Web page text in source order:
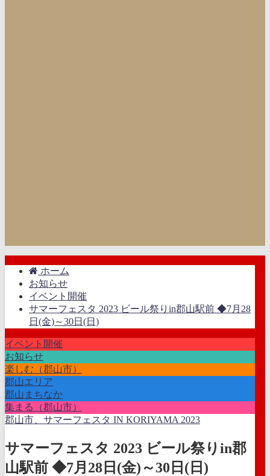
ホーム
お知らせ
イベント開催
サマーフェスタ 2023 ビール祭りin郡山駅前 ◆7月28
日(金)～30日(日)
イベント開催
お知らせ
楽しむ（郡山市）
郡山エリア
郡山まちなか
集まる（郡山市）
郡山市、サマーフェスタ IN KORIYAMA 2023
サマーフェスタ 2023 ビール祭りin郡
山駅前 ◆7月28日(金)～30日(日)